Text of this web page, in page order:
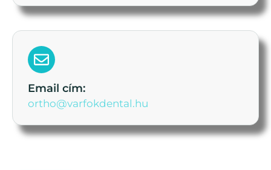
Email cím:
ortho@varfokdental.hu